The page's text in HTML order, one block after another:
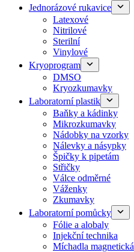
Jednorázové rukavice
Latexové
Nitrilové
Sterilní
Vinylové
Kryoprogram
DMSO
Kryozkumavky
Laboratorní plastik
Baňky a kádinky
Mikrozkumavky
Nádobky na vzorky
Nálevky a násypky
Špičky k pipetám
Střičky
Válce odměrné
Váženky
Zkumavky
Laboratorní pomůcky
Fólie a alobaly
Injekční technika
Míchadla magnetická